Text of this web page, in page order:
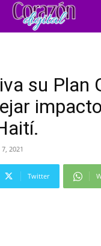
su Plan
2021
Twitter